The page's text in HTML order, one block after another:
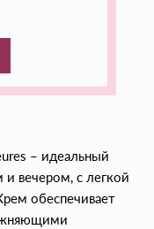
– идеальный
вечером, с легкой
обеспечивает